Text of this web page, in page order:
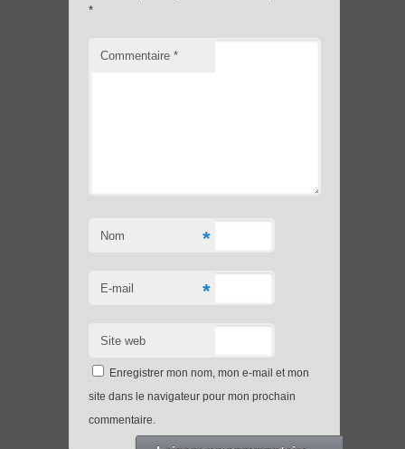
*
Commentaire *
Nom *
E-mail *
Site web
Enregistrer mon nom, mon e-mail et mon
site dans le navigateur pour mon prochain
commentaire.